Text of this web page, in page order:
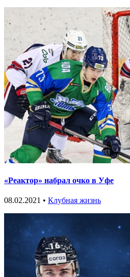
«Реактор» набрал очко в Уфе
08.02.2021 • Клубная жизнь